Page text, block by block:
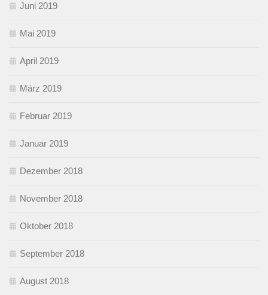
Juni 2019
Mai 2019
April 2019
März 2019
Februar 2019
Januar 2019
Dezember 2018
November 2018
Oktober 2018
September 2018
August 2018